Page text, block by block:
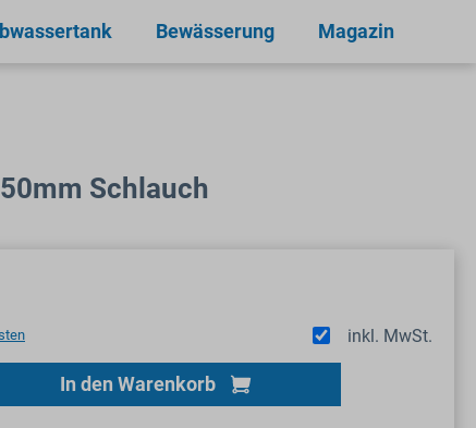
Bewässerung Magazin
Schlauch
inkl. MwSt.
den gewünschten Wert ein oder
In den Warenkorb